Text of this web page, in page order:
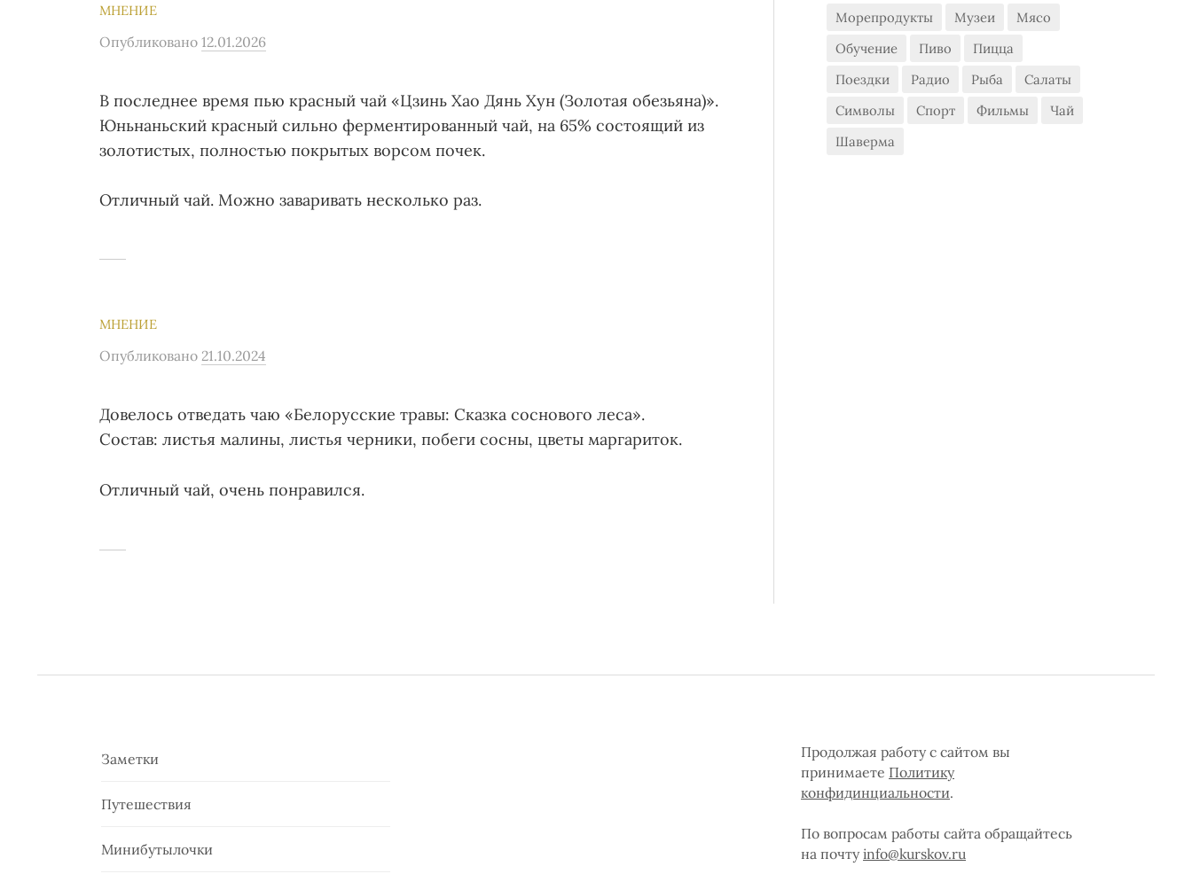
МНЕНИЕ
Опубликовано 12.01.2026
В последнее время пью красный чай «Цзинь Хао Дянь Хун (Золотая обезьяна)».
Юньнаньский красный сильно ферментированный чай, на 65% состоящий из
золотистых, полностью покрытых ворсом почек.
Отличный чай. Можно заваривать несколько раз.
МНЕНИЕ
Опубликовано 21.10.2024
Довелось отведать чаю «Белорусские травы: Сказка соснового леса».
Состав: листья малины, листья черники, побеги сосны, цветы маргариток.
Отличный чай, очень понравился.
Морепродукты
Музеи
Мясо
Обучение
Пиво
Пицца
Поездки
Радио Рыба
Салаты
Символы
Спорт Фильмы
Чай
Шаверма
Заметки
Путешествия
Минибутылочки
Продолжая работу с сайтом вы
принимаете Политику
конфидинциальности.
По вопросам работы сайта обращайтесь
на почту info@kurskov.ru